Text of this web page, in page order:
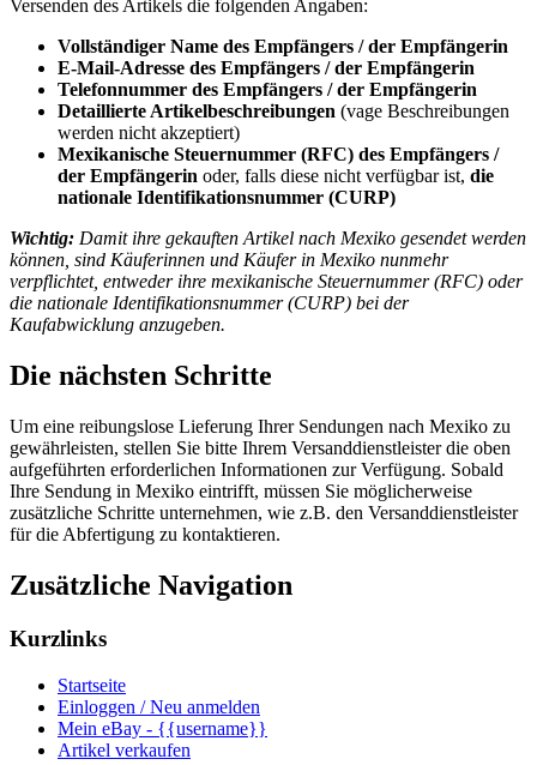
Versenden des Artikels die folgenden Angaben:
Vollständiger Name des Empfängers / der Empfängerin
E-Mail-Adresse des Empfängers / der Empfängerin
Telefonnummer des Empfängers / der Empfängerin
Detaillierte Artikelbeschreibungen (vage Beschreibungen
werden nicht akzeptiert)
Mexikanische Steuernummer (RFC) des Empfängers /
der Empfängerin oder, falls diese nicht verfügbar ist, die
nationale Identifikationsnummer (CURP)
Wichtig: Damit ihre gekauften Artikel nach Mexiko gesendet werden
können, sind Käuferinnen und Käufer in Mexiko nunmehr
verpflichtet, entweder ihre mexikanische Steuernummer (RFC) oder
die nationale Identifikationsnummer (CURP) bei der
Kaufabwicklung anzugeben.
Die nächsten Schritte
Um eine reibungslose Lieferung Ihrer Sendungen nach Mexiko zu
gewährleisten, stellen Sie bitte Ihrem Versanddienstleister die oben
aufgeführten erforderlichen Informationen zur Verfügung. Sobald
Ihre Sendung in Mexiko eintrifft, müssen Sie möglicherweise
zusätzliche Schritte unternehmen, wie z.B. den Versanddienstleister
für die Abfertigung zu kontaktieren.
Zusätzliche Navigation
Kurzlinks
Startseite
Einloggen / Neu anmelden
Mein eBay - {{username}}
Artikel verkaufen